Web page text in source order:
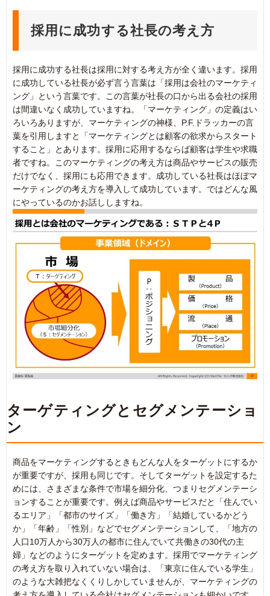
採用に成功する社長の考え方
採用に成功する社長は採用に対する考え方が全く違います。採用
に成功している社長が必ず言う言葉は「採用は会社のマーケティ
ング」という言葉です。この言葉が社長の口から出る会社の採用
は間違いなく成功していますね。「マーケティング」の定義はい
ろいろありますが、マーケティングの神様、P.F.ドラッカーの言
葉を引用しますと「マーケティングとは顧客の欲求からスタート
すること」とあります。採用に応用するならば顧客は学生や求職
者ですね。このマーケティングの考え方は商品やサービスの販売
だけでなく、採用にも応用できます。成功している社長はほぼマ
ーケティングの考え方を導入して成功しています。ではどんな風
にやっているのかお話ししますね。
ターゲティングとセグメンテーショ
ン
商品をマーケティングするときもどんな人をターゲットにするか
が重要ですが、採用も同じです。そしてターゲットを設定するた
めには、さまざまな条件で市場を細分化、つまりセグメンテーシ
ョンすることが重要です。例えば商品やサービスだと「住んでい
るエリア」「都市のサイズ」「働き方」「結婚しているかどう
か」「年齢」「性別」などでセグメンテーションして、「地方の
人口10万人から30万人の都市に住んでいて共働きの30代の主
婦」などのようにターゲットを定めます。採用でマーケティング
の考え方を取り入れていない場合は、「東京に住んでいる学生」
のような大雑把なくくりしかしていませんが、マーケティングの